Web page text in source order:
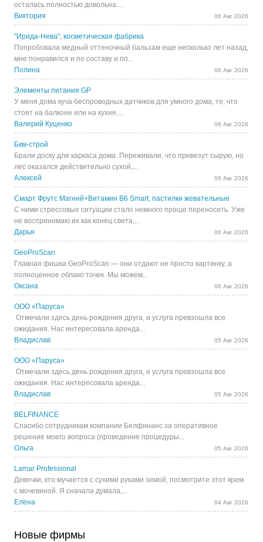
осталась полностью довольна....
Виктория
06 Авг 2026
"Ирида-Нева", косметическая фабрика
Попробовала медный оттеночный бальзам еще несколько лет назад,
мне понравился и по составу и по...
Полина
06 Авг 2026
Элементы питания GP
У меня дома куча беспроводных датчиков для умного дома, те, что
стоят на балконе или на кухне,...
Валерий Куценко
06 Авг 2026
Бкм-строй
Брали доску для каркаса дома. Переживали, что привезут сырую, но
лес оказался действительно сухой,...
Алексей
06 Авг 2026
Смарт Фрутс Магний+Витамин В6 Smart, пастилки жевательные
С ними стрессовые ситуации стало немного проще переносить. Уже
не воспринимаю их как конец света,...
Дарья
06 Авг 2026
GeoProScan
Главная фишка GeoProScan — они отдают не просто картинку, а
полноценное облако точек. Мы можем...
Оксана
06 Авг 2026
ООО «Паруса»
Отмечали здесь день рождения друга, и услуга превзошла все
ожидания. Нас интересовала аренда...
Владислав
05 Авг 2026
ООО «Паруса»
Отмечали здесь день рождения друга, и услуга превзошла все
ожидания. Нас интересовала аренда...
Владислав
05 Авг 2026
BELFINANCE
Спасибо сотрудникам компании Белфинанс за оперативное
решение моего вопроса (проведение процедуры...
Ольга
05 Авг 2026
Lamar Professional
Девочки, кто мучается с сухими руками зимой, посмотрите этот крем
с мочевиной. Я сначала думала,...
Елена
04 Авг 2026
Новые фирмы